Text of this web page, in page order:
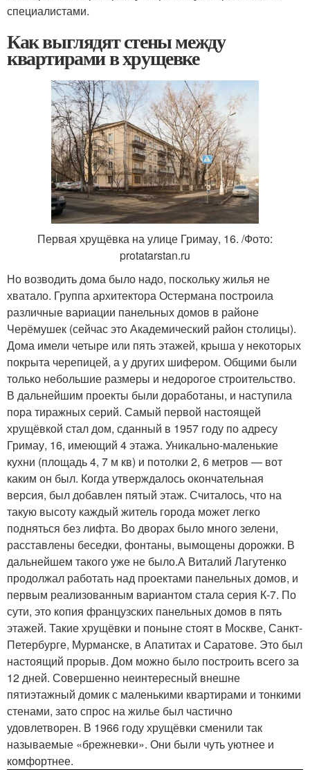
специалистами.
Как выглядят стены между
квартирами в хрущевке
Первая хрущёвка на улице Гримау, 16. /Фото:
protatarstan.ru
Но возводить дома было надо, поскольку жилья не
хватало. Группа архитектора Остермана построила
различные вариации панельных домов в районе
Черёмушек (сейчас это Академический район столицы).
Дома имели четыре или пять этажей, крыша у некоторых
покрыта черепицей, а у других шифером. Общими были
только небольшие размеры и недорогое строительство.
В дальнейшим проекты были доработаны, и наступила
пора тиражных серий. Самый первой настоящей
хрущёвкой стал дом, сданный в 1957 году по адресу
Гримау, 16, имеющий 4 этажа. Уникально-маленькие
кухни (площадь 4, 7 м кв) и потолки 2, 6 метров — вот
каким он был. Когда утверждалось окончательная
версия, был добавлен пятый этаж. Считалось, что на
такую высоту каждый житель города может легко
подняться без лифта. Во дворах было много зелени,
расставлены беседки, фонтаны, вымощены дорожки. В
дальнейшем такого уже не было.А Виталий Лагутенко
продолжал работать над проектами панельных домов, и
первым реализованным вариантом стала серия К-7. По
сути, это копия французских панельных домов в пять
этажей. Такие хрущёвки и поныне стоят в Москве, Санкт-
Петербурге, Мурманске, в Апатитах и Саратове. Это был
настоящий прорыв. Дом можно было построить всего за
12 дней. Совершенно неинтересный внешне
пятиэтажный домик с маленькими квартирами и тонкими
стенами, зато спрос на жилье был частично
удовлетворен. В 1966 году хрущёвки сменили так
называемые «брежневки». Они были чуть уютнее и
комфортнее.